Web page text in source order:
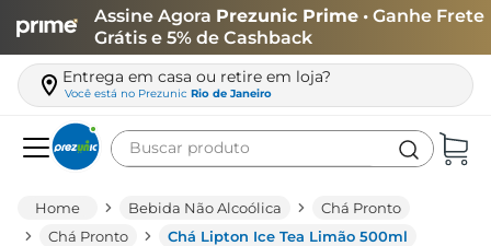
Assine Agora Prezunic Prime • Ganhe Frete
Grátis e 5% de Cashback
Entrega em casa ou retire em loja?
Você está no Prezunic Rio de Janeiro
Buscar produto
Bebida Não Alcoólica
Chá Pronto
Chá Pronto
Chá Lipton Ice Tea Limão 500ml